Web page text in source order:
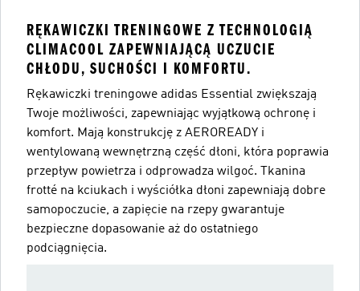
RĘKAWICZKI TRENINGOWE Z TECHNOLOGIĄ
CLIMACOOL ZAPEWNIAJĄCĄ UCZUCIE
CHŁODU, SUCHOŚCI I KOMFORTU.
Rękawiczki treningowe adidas Essential zwiększają
Twoje możliwości, zapewniając wyjątkową ochronę i
komfort. Mają konstrukcję z AEROREADY i
wentylowaną wewnętrzną część dłoni, która poprawia
przepływ powietrza i odprowadza wilgoć. Tkanina
frotté na kciukach i wyściółka dłoni zapewniają dobre
samopoczucie, a zapięcie na rzepy gwarantuje
bezpieczne dopasowanie aż do ostatniego
podciągnięcia.